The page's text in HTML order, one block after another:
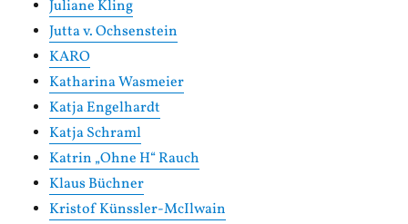
Juliane Kling
Jutta v. Ochsenstein
KARO
Katharina Wasmeier
Katja Engelhardt
Katja Schraml
Katrin „Ohne H“ Rauch
Klaus Büchner
Kristof Künssler-McIlwain